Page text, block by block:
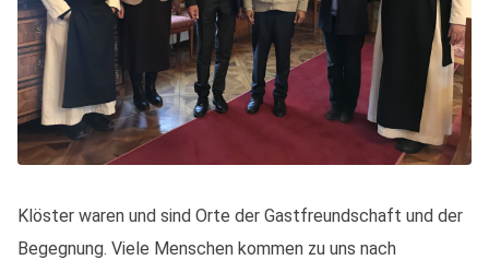
Klöster waren und sind Orte der Gastfreundschaft und der
Begegnung. Viele Menschen kommen zu uns nach